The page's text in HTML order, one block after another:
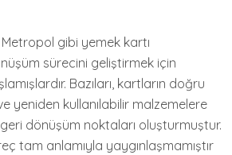
gibi yemek kartı
sürecini geliştirmek için
Bazıları, kartların doğru
yeniden kullanılabilir malzemelere
dönüşüm noktaları oluşturmuştur.
tam anlamıyla yaygınlaşmamıştır